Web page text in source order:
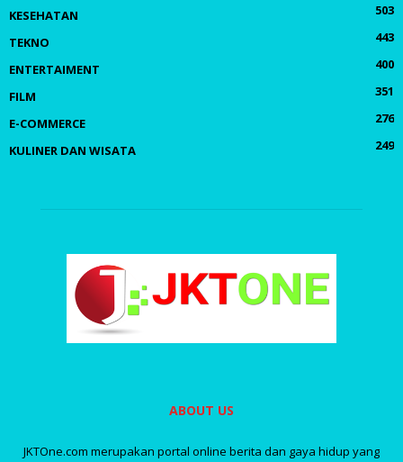
KESEHATAN
503
TEKNO
443
ENTERTAIMENT
400
FILM
351
E-COMMERCE
276
KULINER DAN WISATA
249
ABOUT US
JKTOne.com merupakan portal online berita dan gaya hidup yang